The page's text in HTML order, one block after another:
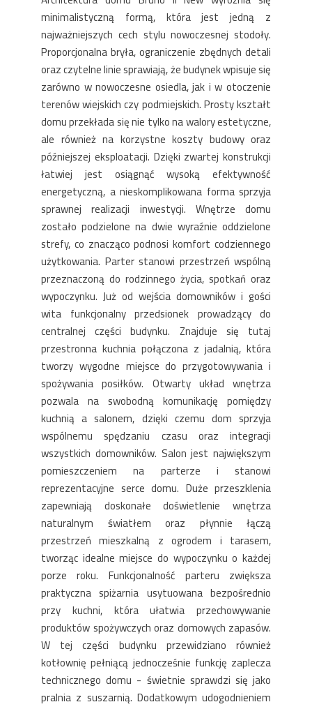
minimalistyczną formą, która jest jedną z
najważniejszych cech stylu nowoczesnej stodoły.
Proporcjonalna bryła, ograniczenie zbędnych detali
oraz czytelne linie sprawiają, że budynek wpisuje się
zarówno w nowoczesne osiedla, jak i w otoczenie
terenów wiejskich czy podmiejskich. Prosty kształt
domu przekłada się nie tylko na walory estetyczne,
ale również na korzystne koszty budowy oraz
późniejszej eksploatacji. Dzięki zwartej konstrukcji
łatwiej jest osiągnąć wysoką efektywność
energetyczną, a nieskomplikowana forma sprzyja
sprawnej realizacji inwestycji. Wnętrze domu
zostało podzielone na dwie wyraźnie oddzielone
strefy, co znacząco podnosi komfort codziennego
użytkowania. Parter stanowi przestrzeń wspólną
przeznaczoną do rodzinnego życia, spotkań oraz
wypoczynku. Już od wejścia domowników i gości
wita funkcjonalny przedsionek prowadzący do
centralnej części budynku. Znajduje się tutaj
przestronna kuchnia połączona z jadalnią, która
tworzy wygodne miejsce do przygotowywania i
spożywania posiłków. Otwarty układ wnętrza
pozwala na swobodną komunikację pomiędzy
kuchnią a salonem, dzięki czemu dom sprzyja
wspólnemu spędzaniu czasu oraz integracji
wszystkich domowników. Salon jest największym
pomieszczeniem na parterze i stanowi
reprezentacyjne serce domu. Duże przeszklenia
zapewniają doskonałe doświetlenie wnętrza
naturalnym światłem oraz płynnie łączą
przestrzeń mieszkalną z ogrodem i tarasem,
tworząc idealne miejsce do wypoczynku o każdej
porze roku. Funkcjonalność parteru zwiększa
praktyczna spiżarnia usytuowana bezpośrednio
przy kuchni, która ułatwia przechowywanie
produktów spożywczych oraz domowych zapasów.
W tej części budynku przewidziano również
kotłownię pełniącą jednocześnie funkcję zaplecza
technicznego domu - świetnie sprawdzi się jako
pralnia z suszarnią. Dodatkowym udogodnieniem